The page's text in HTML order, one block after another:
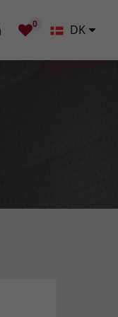
DK
0